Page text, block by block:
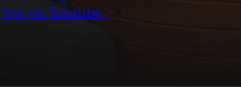
Ver en Youtube